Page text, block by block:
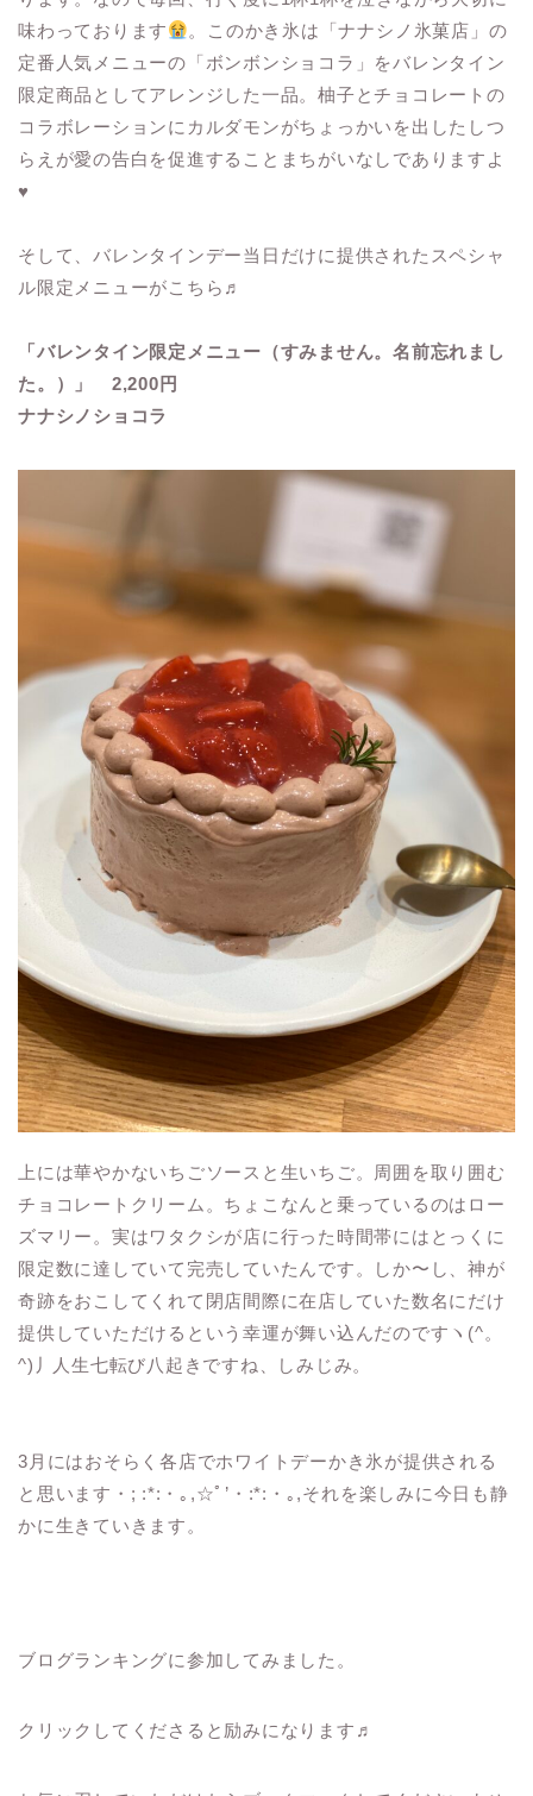
味わっております
。このかき氷は「ナナシノ氷菓店」の
定番人気メニューの「ボンボンショコラ」をバレンタイン
限定商品としてアレンジした一品。柚子とチョコレートの
コラボレーションにカルダモンがちょっかいを出したしつ
らえが愛の告白を促進することまちがいなしでありますよ
♥
そして、バレンタインデー当日だけに提供されたスペシャ
ル限定メニューがこちら♬
「バレンタイン限定メニュー（すみません。名前忘れまし
た。）」 2,200円
ナナシノショコラ
上には華やかないちごソースと生いちご。周囲を取り囲む
チョコレートクリーム。ちょこなんと乗っているのはロー
ズマリー。実はワタクシが店に行った時間帯にはとっくに
限定数に達していて完売していたんです。しか〜し、神が
奇跡をおこしてくれて閉店間際に在店していた数名にだけ
提供していただけるという幸運が舞い込んだのですヽ(^。
^)丿人生七転び八起きですね、しみじみ。
3月にはおそらく各店でホワイトデーかき氷が提供される
と思います・; :*:・｡,☆ﾟ’・:*:・｡,それを楽しみに今日も静
かに生きていきます。
ブログランキングに参加してみました。
クリックしてくださると励みになります♬